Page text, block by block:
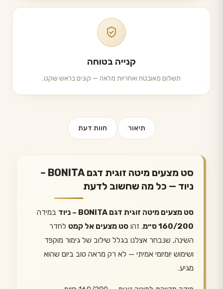
קנייה בטוחה
תשלום מאובטח ואחריות מלאה — קונים בראש שקט.
תיאור חוות דעת
סט מצעים מיטה זוגית דגם BONITA –
ניוד — כל מה שחשוב לדעת
סט מצעים מיטה זוגית דגם BONITA – ניוד
במידה
160/200 ס״מ
. זהו סט מצעים אל קמט לחדר
השינה, שנבחר אצלנו בגלל שילוב של גימור מוקפד
ושימוש יומיומי אמיתי — לא רק מראה טוב ביום שהוא
מגיע.